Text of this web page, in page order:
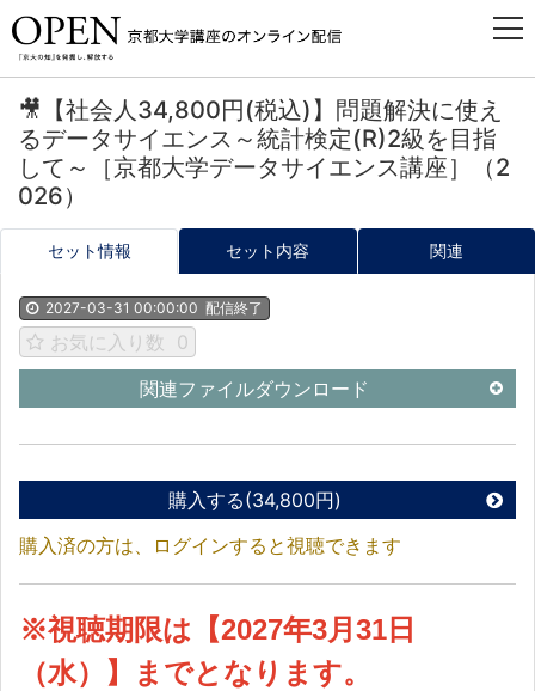
🎥【社会人34,800円(税込)】問題解決に使え
るデータサイエンス～統計検定(R)2級を目指
して～［京都大学データサイエンス講座］（2
026）
セット情報 セット内容 関連
2027-03-31 00:00:00 配信終了
お気に入り数
0
関連ファイルダウンロード
購入する(34,800円)
購入済の方は、ログインすると視聴できます
※視聴期限は【2027年3月31日
（水）】までとなります。